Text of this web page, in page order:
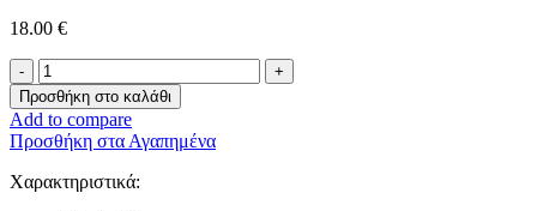
18.00 €
-Καλορίζικο
Καλές
Δουλειές-
ποσότητα
Προσθήκη στο καλάθι
Add to compare
Προσθήκη στα Αγαπημένα
Χαρακτηριστικά: